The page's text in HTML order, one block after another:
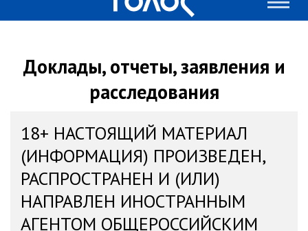
Доклады, отчеты, заявления и
расследования
18+ НАСТОЯЩИЙ МАТЕРИАЛ
(ИНФОРМАЦИЯ) ПРОИЗВЕДЕН,
РАСПРОСТРАНЕН И (ИЛИ)
НАПРАВЛЕН ИНОСТРАННЫМ
АГЕНТОМ ОБЩЕРОССИЙСКИМ